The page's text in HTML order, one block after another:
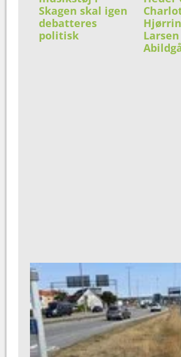
Skagen skal igen
debatteres
politisk